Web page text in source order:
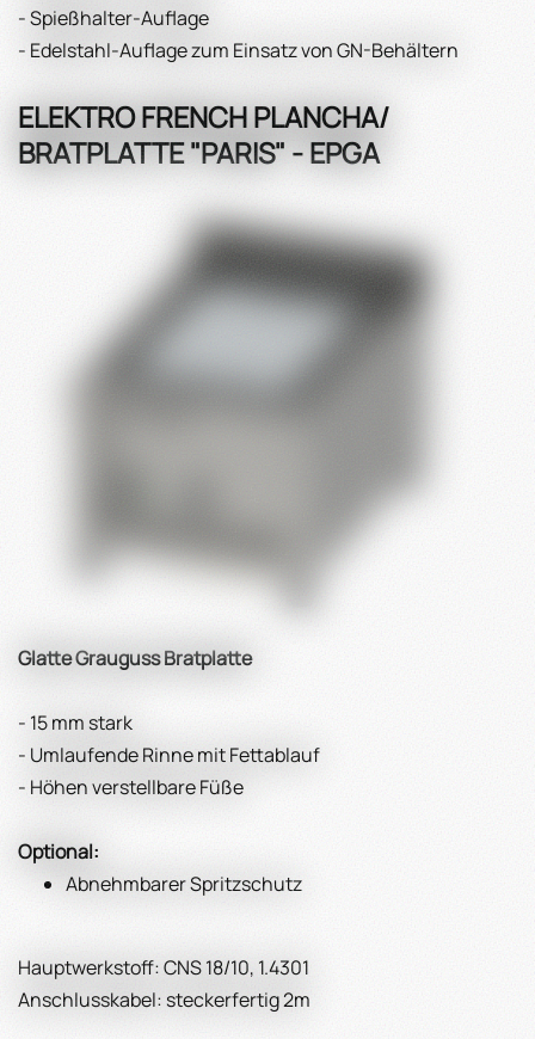
- Spießhalter-Auflage
- Edelstahl-Auflage zum Einsatz von GN-Behältern
ELEKTRO FRENCH PLANCHA/
BRATPLATTE "PARIS" - EPGA
Glatte Grauguss Bratplatte
- 15 mm stark
- Umlaufende Rinne mit Fettablauf
- Höhen verstellbare Füße
Optional:
Abnehmbarer Spritzschutz
Hauptwerkstoff: CNS 18/10, 1.4301
Anschlusskabel: steckerfertig 2m